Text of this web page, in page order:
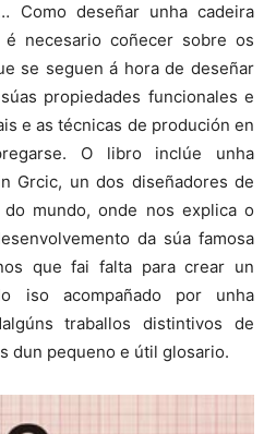
Como deseñar unha cadeira
necesario coñecer sobre os
se seguen á hora de deseñar
propiedades funcionales e
e as técnicas de produción en
O libro inclúe unha
Grcic, un dos diseñadores de
mundo, onde nos explica o
da súa famosa
que fai falta para crear un
iso acompañado por unha
traballos distintivos de
dun pequeno e útil glosario.